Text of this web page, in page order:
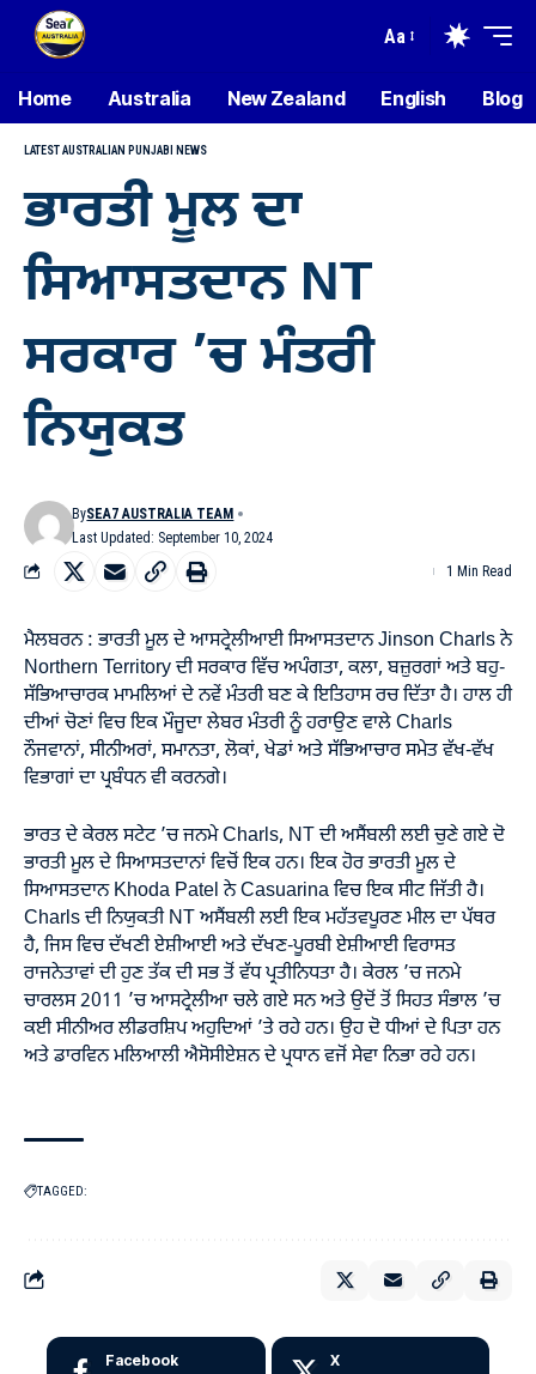
Aa
Home Australia New Zealand English Blog
LATEST AUSTRALIAN PUNJABI NEWS
ਭਾਰਤੀ ਮੂਲ ਦਾ
ਸਿਆਸਤਦਾਨ NT
ਸਰਕਾਰ ’ਚ ਮੰਤਰੀ
ਨਿਯੁਕਤ
Last Updated: September 10, 2024
BySEA7 AUSTRALIA TEAM
1 Min Read
ਮੈਲਬਰਨ : ਭਾਰਤੀ ਮੂਲ ਦੇ ਆਸਟ੍ਰੇਲੀਆਈ ਸਿਆਸਤਦਾਨ Jinson Charls ਨੇ
Northern Territory ਦੀ ਸਰਕਾਰ ਵਿੱਚ ਅਪੰਗਤਾ, ਕਲਾ, ਬਜ਼ੁਰਗਾਂ ਅਤੇ ਬਹੁ-
ਸੱਭਿਆਚਾਰਕ ਮਾਮਲਿਆਂ ਦੇ ਨਵੇਂ ਮੰਤਰੀ ਬਣ ਕੇ ਇਤਿਹਾਸ ਰਚ ਦਿੱਤਾ ਹੈ। ਹਾਲ ਹੀ
ਦੀਆਂ ਚੋਣਾਂ ਵਿਚ ਇਕ ਮੌਜੂਦਾ ਲੇਬਰ ਮੰਤਰੀ ਨੂੰ ਹਰਾਉਣ ਵਾਲੇ Charls
ਨੌਜਵਾਨਾਂ, ਸੀਨੀਅਰਾਂ, ਸਮਾਨਤਾ, ਲੋਕਾਂ, ਖੇਡਾਂ ਅਤੇ ਸੱਭਿਆਚਾਰ ਸਮੇਤ ਵੱਖ-ਵੱਖ
ਵਿਭਾਗਾਂ ਦਾ ਪ੍ਰਬੰਧਨ ਵੀ ਕਰਨਗੇ।
ਭਾਰਤ ਦੇ ਕੇਰਲ ਸਟੇਟ ’ਚ ਜਨਮੇ Charls, NT ਦੀ ਅਸੈਂਬਲੀ ਲਈ ਚੁਣੇ ਗਏ ਦੋ
ਭਾਰਤੀ ਮੂਲ ਦੇ ਸਿਆਸਤਦਾਨਾਂ ਵਿਚੋਂ ਇਕ ਹਨ। ਇਕ ਹੋਰ ਭਾਰਤੀ ਮੂਲ ਦੇ
ਸਿਆਸਤਦਾਨ Khoda Patel ਨੇ Casuarina ਵਿਚ ਇਕ ਸੀਟ ਜਿੱਤੀ ਹੈ।
Charls ਦੀ ਨਿਯੁਕਤੀ NT ਅਸੈਂਬਲੀ ਲਈ ਇਕ ਮਹੱਤਵਪੂਰਣ ਮੀਲ ਦਾ ਪੱਥਰ
ਹੈ, ਜਿਸ ਵਿਚ ਦੱਖਣੀ ਏਸ਼ੀਆਈ ਅਤੇ ਦੱਖਣ-ਪੂਰਬੀ ਏਸ਼ੀਆਈ ਵਿਰਾਸਤ
ਰਾਜਨੇਤਾਵਾਂ ਦੀ ਹੁਣ ਤੱਕ ਦੀ ਸਭ ਤੋਂ ਵੱਧ ਪ੍ਰਤੀਨਿਧਤਾ ਹੈ। ਕੇਰਲ ’ਚ ਜਨਮੇ
ਚਾਰਲਸ 2011 ’ਚ ਆਸਟ੍ਰੇਲੀਆ ਚਲੇ ਗਏ ਸਨ ਅਤੇ ਉਦੋਂ ਤੋਂ ਸਿਹਤ ਸੰਭਾਲ ’ਚ
ਕਈ ਸੀਨੀਅਰ ਲੀਡਰਸ਼ਿਪ ਅਹੁਦਿਆਂ ’ਤੇ ਰਹੇ ਹਨ। ਉਹ ਦੋ ਧੀਆਂ ਦੇ ਪਿਤਾ ਹਨ
ਅਤੇ ਡਾਰਵਿਨ ਮਲਿਆਲੀ ਐਸੋਸੀਏਸ਼ਨ ਦੇ ਪ੍ਰਧਾਨ ਵਜੋਂ ਸੇਵਾ ਨਿਭਾ ਰਹੇ ਹਨ।
TAGGED:
Facebook X